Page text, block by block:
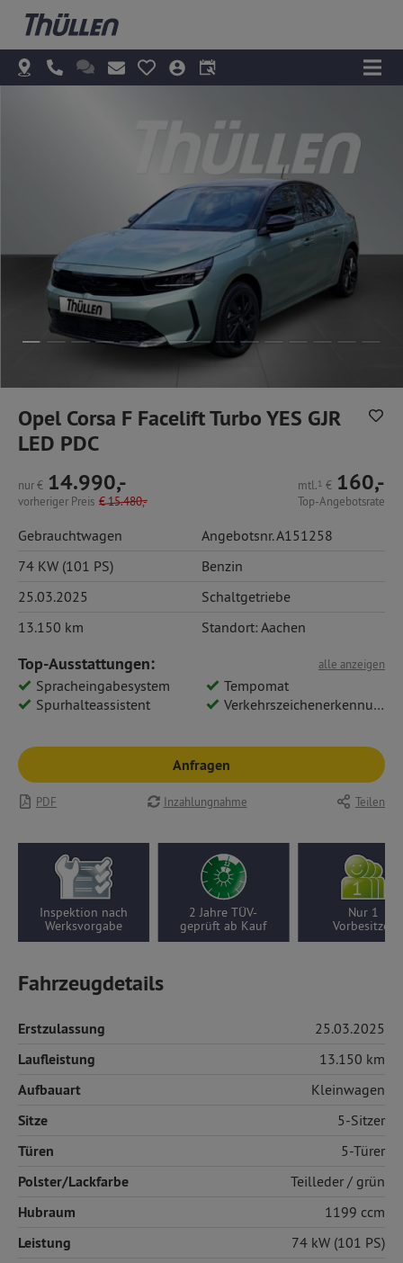
Opel Corsa F Facelift Turbo YES GJR
LED PDC
nur€ 14.990,-
vorheriger Preis €15.480,-
mtl.1 € 160,-
Top-Angebotsrate
Gebrauchtwagen
Angebotsnr. A151258
74 KW (101 PS)
Benzin
25.03.2025
Schaltgetriebe
13.150 km
Standort: Aachen
alle anzeigen
Top-Ausstattungen:
Spracheingabesystem
Tempomat
Spurhalteassistent
Verkehrszeichenerkennung
Anfragen
PDF Inzahlungnahme Teilen
Inspektion nach
Werksvorgabe
2 Jahre TÜV-
geprüft ab Kauf
Vorbesitzer
Fahrzeugdetails
Erstzulassung 25.03.2025
Laufleistung 13.150 km
Aufbauart Kleinwagen
Sitze 5-Sitzer
Türen 5-Türer
Polster/Lackfarbe Teilleder / grün
Hubraum 1199 ccm
Leistung 74 kW (101 PS)